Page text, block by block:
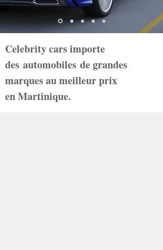
Celebrity cars importe
des automobiles de grandes
marques au meilleur prix
en Martinique.